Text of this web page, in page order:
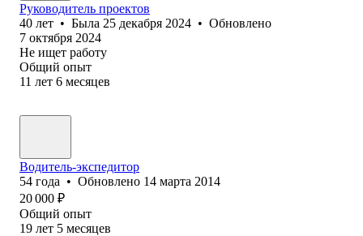
Руководитель проектов
40 лет • Была 25 декабря 2024 • Обновлено
7 октября 2024
Не ищет работу
Общий опыт
11 лет 6 месяцев
Водитель-экспедитор
54 года • Обновлено 14 марта 2014
20 000 ₽
Общий опыт
19 лет 5 месяцев